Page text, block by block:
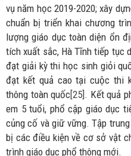
vụ năm học 2019-2020; xây
chuẩn bị triển khai chương
lượng giáo dục toàn diện ổn
tích xuất sắc, Hà Tĩnh tiếp tục
đạt giải kỳ thi học sinh giỏi
đạt kết quả cao tại cuộc thi
thông toàn quốc[25]. Kết quả
em 5 tuổi, phổ cập giáo dục
củng cố và giữ vững. Tập
bị các điều kiện về cơ sở vật
trình giáo dục phổ thông mới.